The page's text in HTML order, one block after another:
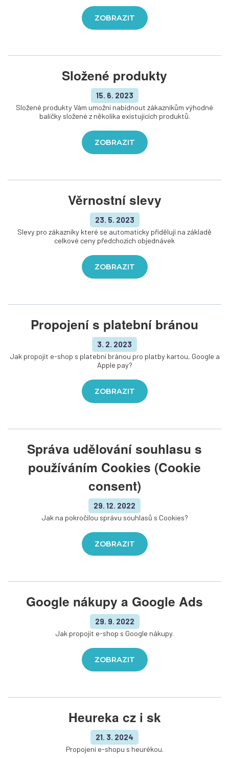
ZOBRAZIT
Složené produkty
15. 6. 2023
Složené produkty Vám umožní nabídnout zákazníkům výhodné
balíčky složené z několika existujících produktů.
ZOBRAZIT
Věrnostní slevy
23. 5. 2023
Slevy pro zákazníky které se automaticky přidělují na základě
celkové ceny předchozích objednávek
ZOBRAZIT
Propojení s platební bránou
3. 2. 2023
Jak propojit e-shop s platební bránou pro platby kartou, Google a
Apple pay?
ZOBRAZIT
Správa udělování souhlasu s
používáním Cookies (Cookie
consent)
29. 12. 2022
Jak na pokročilou správu souhlasů s Cookies?
ZOBRAZIT
Google nákupy a Google Ads
29. 9. 2022
Jak propojit e-shop s Google nákupy.
ZOBRAZIT
Heureka cz i sk
21. 3. 2024
Propojení e-shopu s heurékou.